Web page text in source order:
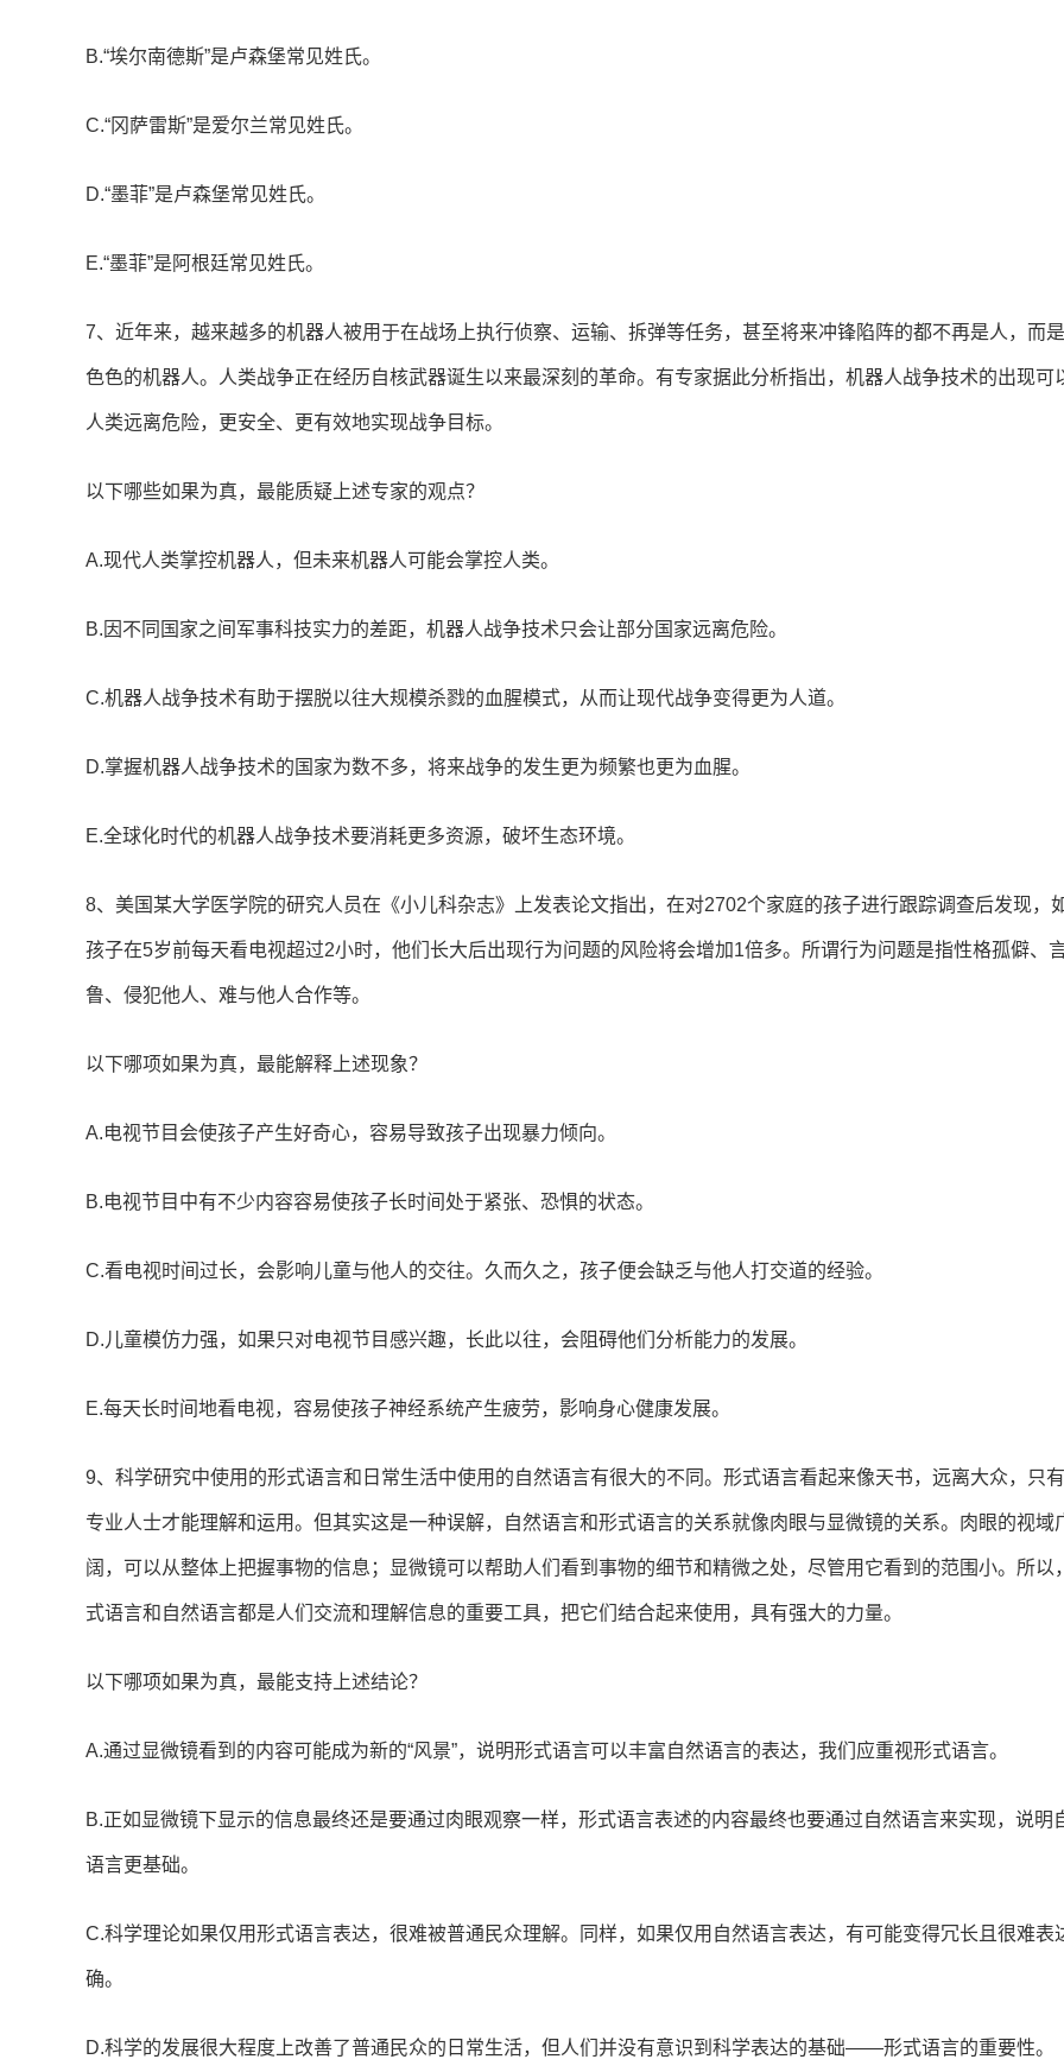
B.“埃尔南德斯”是卢森堡常见姓氏。
C.“冈萨雷斯”是爱尔兰常见姓氏。
D.“墨菲”是卢森堡常见姓氏。
E.“墨菲”是阿根廷常见姓氏。
7、近年来，越来越多的机器人被用于在战场上执行侦察、运输、拆弹等任务，甚至将来冲锋陷阵的都不再是人，而
色色的机器人。人类战争正在经历自核武器诞生以来最深刻的革命。有专家据此分析指出，机器人战争技术的出现可
人类远离危险，更安全、更有效地实现战争目标。
以下哪些如果为真，最能质疑上述专家的观点？
A.现代人类掌控机器人，但未来机器人可能会掌控人类。
B.因不同国家之间军事科技实力的差距，机器人战争技术只会让部分国家远离危险。
C.机器人战争技术有助于摆脱以往大规模杀戮的血腥模式，从而让现代战争变得更为人道。
D.掌握机器人战争技术的国家为数不多，将来战争的发生更为频繁也更为血腥。
E.全球化时代的机器人战争技术要消耗更多资源，破坏生态环境。
8、美国某大学医学院的研究人员在《小儿科杂志》上发表论文指出，在对2702个家庭的孩子进行跟踪调查后发现，
孩子在5岁前每天看电视超过2小时，他们长大后出现行为问题的风险将会增加1倍多。所谓行为问题是指性格孤僻、
鲁、侵犯他人、难与他人合作等。
以下哪项如果为真，最能解释上述现象？
A.电视节目会使孩子产生好奇心，容易导致孩子出现暴力倾向。
B.电视节目中有不少内容容易使孩子长时间处于紧张、恐惧的状态。
C.看电视时间过长，会影响儿童与他人的交往。久而久之，孩子便会缺乏与他人打交道的经验。
D.儿童模仿力强，如果只对电视节目感兴趣，长此以往，会阻碍他们分析能力的发展。
E.每天长时间地看电视，容易使孩子神经系统产生疲劳，影响身心健康发展。
9、科学研究中使用的形式语言和日常生活中使用的自然语言有很大的不同。形式语言看起来像天书，远离大众，只
专业人士才能理解和运用。但其实这是一种误解，自然语言和形式语言的关系就像肉眼与显微镜的关系。肉眼的视域
阔，可以从整体上把握事物的信息；显微镜可以帮助人们看到事物的细节和精微之处，尽管用它看到的范围小。所以
式语言和自然语言都是人们交流和理解信息的重要工具，把它们结合起来使用，具有强大的力量。
以下哪项如果为真，最能支持上述结论？
A.通过显微镜看到的内容可能成为新的“风景”，说明形式语言可以丰富自然语言的表达，我们应重视形式语言。
B.正如显微镜下显示的信息最终还是要通过肉眼观察一样，形式语言表述的内容最终也要通过自然语言来实现，说明
语言更基础。
C.科学理论如果仅用形式语言表达，很难被普通民众理解。同样，如果仅用自然语言表达，有可能变得冗长且很难表
确。
D.科学的发展很大程度上改善了普通民众的日常生活，但人们并没有意识到科学表达的基础——形式语言的重要性。